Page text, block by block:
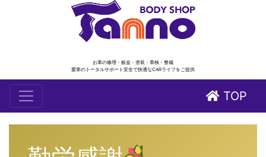
お車の修理・板金・塗装・車検・整備
愛車のトータルサポート安全で快適なCARライフをご提供
TOP